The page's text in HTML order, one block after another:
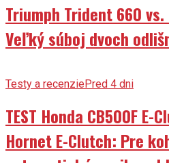
Triumph Trident 660 vs.
Veľký súboj dvoch
Testy a recenziePred 4 dni
TEST Honda CB500F E-
Hornet E-Clutch: Pre